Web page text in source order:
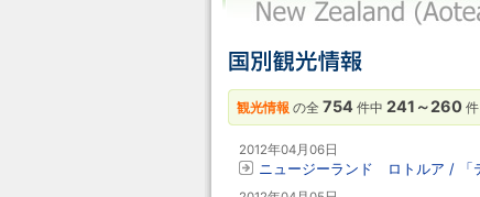
観光情報 の全 754 件中 241～260
2012年04月06日
ニュージーランド ロトルア / 「